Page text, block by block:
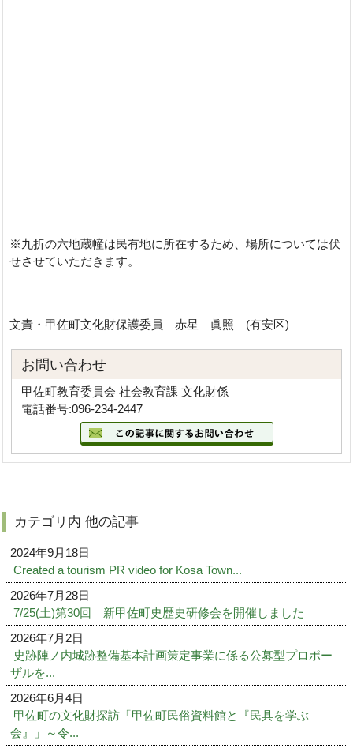
※九折の六地蔵幢は民有地に所在するため、場所については伏
せさせていただきます。
文責・甲佐町文化財保護委員 赤星 眞照 (有安区)
お問い合わせ
甲佐町教育委員会 社会教育課 文化財係
電話番号:096-234-2447
カテゴリ内 他の記事
2024年9月18日
Created a tourism PR video for Kosa Town...
2026年7月28日
7/25(土)第30回 新甲佐町史歴史研修会を開催しました
2026年7月2日
史跡陣ノ内城跡整備基本計画策定事業に係る公募型プロポー
ザルを...
2026年6月4日
甲佐町の文化財探訪「甲佐町民俗資料館と『民具を学ぶ
会』」～令...